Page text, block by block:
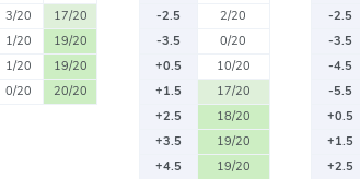
3/20
17/20
1/20
19/20
1/20
19/20
0/20 20/20
-2.5
2/20
-3.5
0/20
+0.5
10/20
+1.5
17/20
+2.5
18/20
+3.5
19/20
+4.5
19/20
-2.5
-3.5
-4.5
-5.5
+0.5
+1.5
+2.5